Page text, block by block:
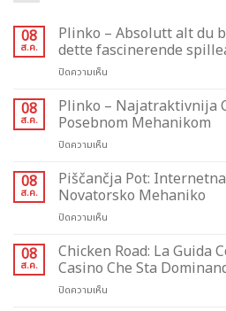
08
ส.ค.
Plinko – Absolutt alt du
dette fascinerende
ปิดความเห็น
Absolutt
alt
kjenne
til
dette
fascinerende
08
ส.ค.
Plinko – Najatraktivnija
Posebnom Mehanikom
ปิดความเห็น
–
Najatraktivnija
Casino
Posebnom
Mehanikom
08
ส.ค.
Piščančja Pot:
Novatorsko Mehaniko
ปิดความเห็น
Pot:
Internetna
Igričarska
08
ส.ค.
Chicken Road: La Guida
Casino Che Sta
ปิดความเห็น